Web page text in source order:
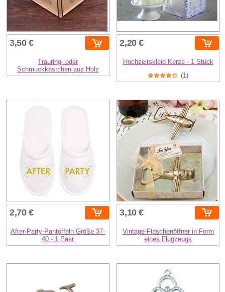
3,50 €
Trauring- oder
Schmuckkästchen aus Holz
2,20 €
Hochzeitskleid Kerze - 1 Stück
(1)
2,70 €
After-Party-Pantoffeln Größe 37-
40 - 1 Paar
3,10 €
Vintage-Flaschenöffner in Form
eines Flugzeugs